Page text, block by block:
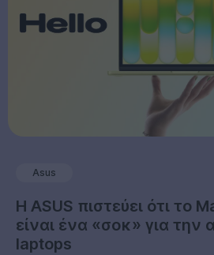
Asus
Η ASUS πιστεύει ότι το
είναι ένα «σοκ» για την
laptops